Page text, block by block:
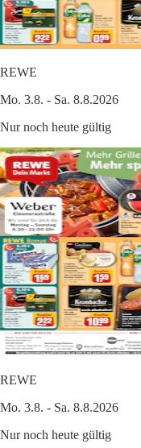
REWE
Mo. 3.8. - Sa. 8.8.2026
Nur noch heute gültig
REWE
Mo. 3.8. - Sa. 8.8.2026
Nur noch heute gültig